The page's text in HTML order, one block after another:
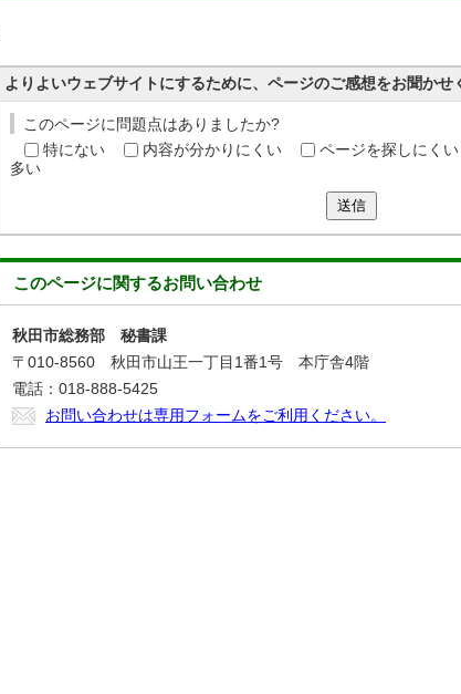
よりよいウェブサイトにするために、ページのご感想をお聞かせ
このページに問題点はありましたか?
特にない
内容が分かりにくい ページを探しにくい
多い
送信
このページに関するお問い合わせ
秋田市総務部 秘書課
〒010-8560 秋田市山王一丁目1番1号 本庁舎4階
電話：018-888-5425
お問い合わせは専用フォームをご利用ください。